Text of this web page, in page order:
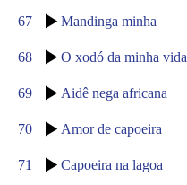
67 Mandinga minha
68 O xodó da minha vida
69 Aidê nega africana
70 Amor de capoeira
71 Capoeira na lagoa